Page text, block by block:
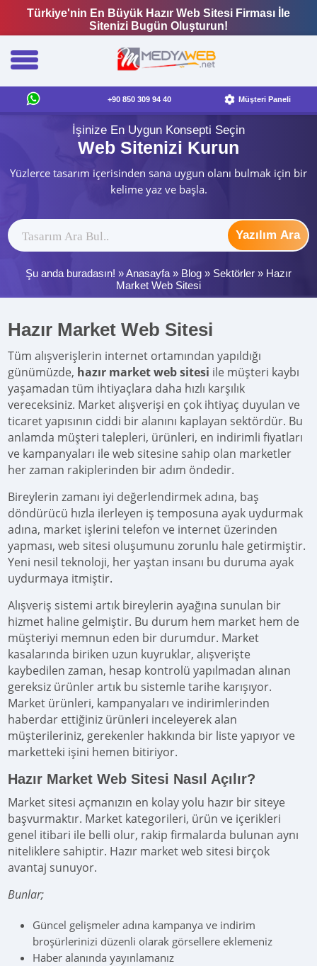
Türkiye'nin En Büyük Hazır Web Sitesi Firması İle
Sitenizi Bugün Oluşturun!
+90 850 309 94 40 Müşteri Paneli
İşinize En Uygun Konsepti Seçin
Web Sitenizi Kurun
Yüzlerce tasarım içerisinden sana uygun olanı bulmak için bir
kelime yaz ve başla.
Yazılım Ara
Şu anda buradasın! »Anasayfa » Blog » Sektörler » Hazır
Market Web Sitesi
Hazır Market Web Sitesi
Tüm alışverişlerin internet ortamından yapıldığı
günümüzde, hazır market web sitesi ile müşteri kaybı
yaşamadan tüm ihtiyaçlara daha hızlı karşılık
vereceksiniz. Market alışverişi en çok ihtiyaç duyulan ve
ticaret yapısının ciddi bir alanını kaplayan sektördür. Bu
anlamda müşteri talepleri, ürünleri, en indirimli fiyatları
ve kampanyaları ile web sitesine sahip olan marketler
her zaman rakiplerinden bir adım öndedir.
Bireylerin zamanı iyi değerlendirmek adına, baş
döndürücü hızla ilerleyen iş temposuna ayak uydurmak
adına, market işlerini telefon ve internet üzerinden
yapması, web sitesi oluşumunu zorunlu hale getirmiştir.
Yeni nesil teknoloji, her yaştan insanı bu duruma ayak
uydurmaya itmiştir.
Alışveriş sistemi artık bireylerin ayağına sunulan bir
hizmet haline gelmiştir. Bu durum hem market hem de
müşteriyi memnun eden bir durumdur. Market
kasalarında biriken uzun kuyruklar, alışverişte
kaybedilen zaman, hesap kontrolü yapılmadan alınan
gereksiz ürünler artık bu sistemle tarihe karışıyor.
Market ürünleri, kampanyaları ve indirimlerinden
haberdar ettiğiniz ürünleri inceleyerek alan
müşterileriniz, gerekenler hakkında bir liste yapıyor ve
marketteki işini hemen bitiriyor.
Hazır Market Web Sitesi Nasıl Açılır?
Market sitesi açmanızın en kolay yolu hazır bir siteye
başvurmaktır. Market kategorileri, ürün ve içerikleri
genel itibari ile belli olur, rakip firmalarda bulunan aynı
niteliklere sahiptir. Hazır market web sitesi birçok
avantaj sunuyor.
Bunlar;
Güncel gelişmeler adına kampanya ve indirim
broşürlerinizi düzenli olarak görsellere eklemeniz
Haber alanında yayınlamanız